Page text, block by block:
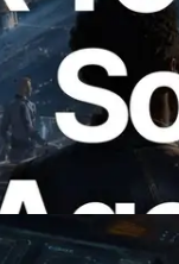
con
de IA
API que